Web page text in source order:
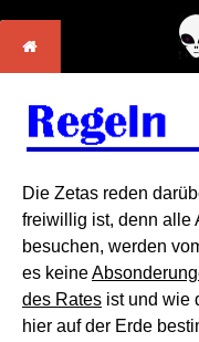
Die Zetas reden
freiwillig ist, denn alle
besuchen, werden
es keine
des Rates ist und wie
hier auf der Erde